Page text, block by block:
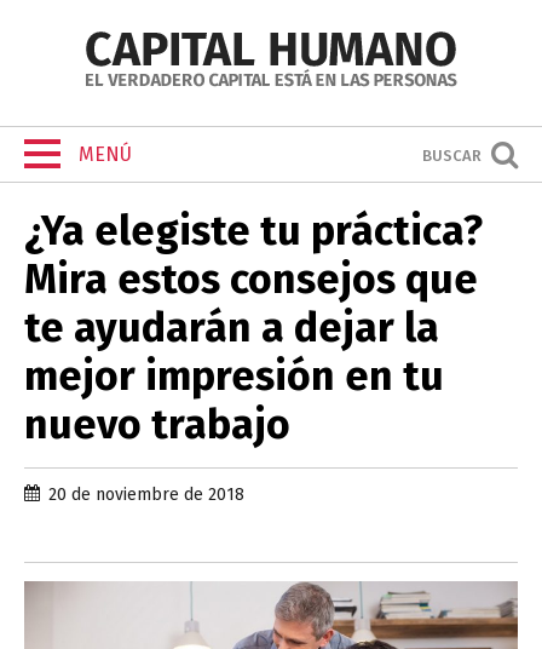
MENÚ BUSCAR
¿Ya elegiste tu práctica?
Mira estos consejos que
te ayudarán a dejar la
mejor impresión en tu
nuevo trabajo
20 de noviembre de 2018